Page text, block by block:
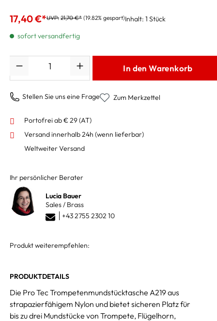
17,40 €*UVP: 21,70 €* (19.82% gespart)Inhalt: 1 Stück
sofort versandfertig
In den Warenkorb
Stellen Sie uns eine Frage Zum Merkzettel
Portofrei ab € 29 (AT)
Versand innerhalb 24h (wenn lieferbar)
Weltweiter Versand
Ihr persönlicher Berater
Lucia Bauer
Sales / Brass
+43 2755 2302 10
Produkt weiterempfehlen:
PRODUKTDETAILS
Die Pro Tec Trompetenmundstücktasche A219 aus
strapazierfähigem Nylon und bietet sicheren Platz für
bis zu drei Mundstücke von Trompete, Flügelhorn,